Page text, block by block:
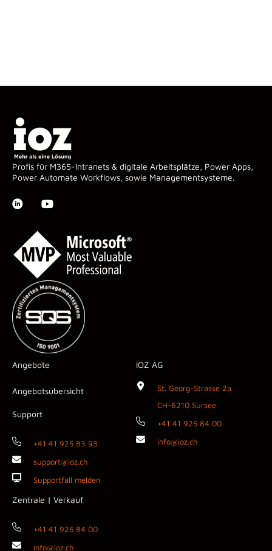
Profis für M365-Intranets & digitale Arbeitsplätze, Power Apps,
Power Automate Workflows, sowie Managementsysteme.
Angebote
Angebotsübersicht
Support
+41 41 925 83 93
support@ioz.ch
Supportfall melden
Zentrale | Verkauf
+41 41 925 84 00
info@ioz.ch
IOZ AG
St. Georg-Strasse 2a
CH-6210 Sursee
+41 41 925 84 00
info@ioz.ch